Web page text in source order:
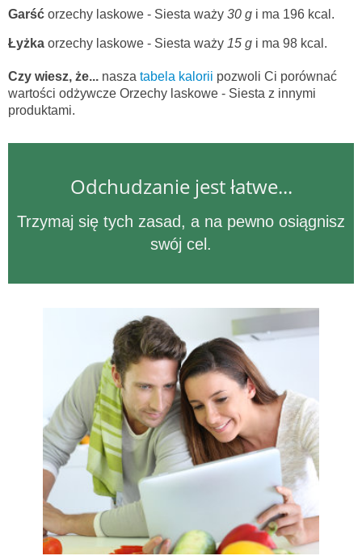
Garść orzechy laskowe - Siesta waży 30 g i ma 196 kcal.
Łyżka orzechy laskowe - Siesta waży 15 g i ma 98 kcal.
Czy wiesz, że... nasza tabela kalorii pozwoli Ci porównać
wartości odżywcze Orzechy laskowe - Siesta z innymi
produktami.
Odchudzanie jest łatwe...
Trzymaj się tych zasad, a na pewno osiągnisz
swój cel.